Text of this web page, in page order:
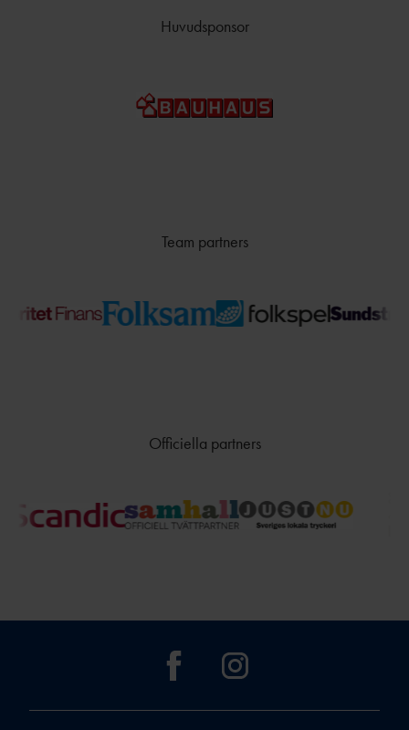
Huvudsponsor
Team partners
Officiella partners